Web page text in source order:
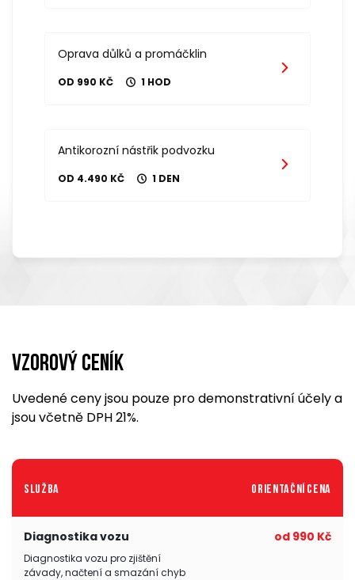
Oprava důlků a promáčklin
OD 990 KČ 1 HOD
Antikorozní nástřik podvozku
OD 4.490 KČ 1 DEN
Vzorový ceník
Uvedené ceny jsou pouze pro demonstrativní účely a
jsou včetně DPH 21%.
Služba Orientační cena
Diagnostika vozu
Diagnostika vozu pro zjištění
závady, načtení a smazání chyb
od 990 Kč